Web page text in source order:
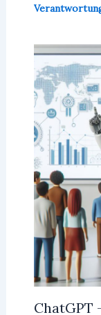
ChatGPT